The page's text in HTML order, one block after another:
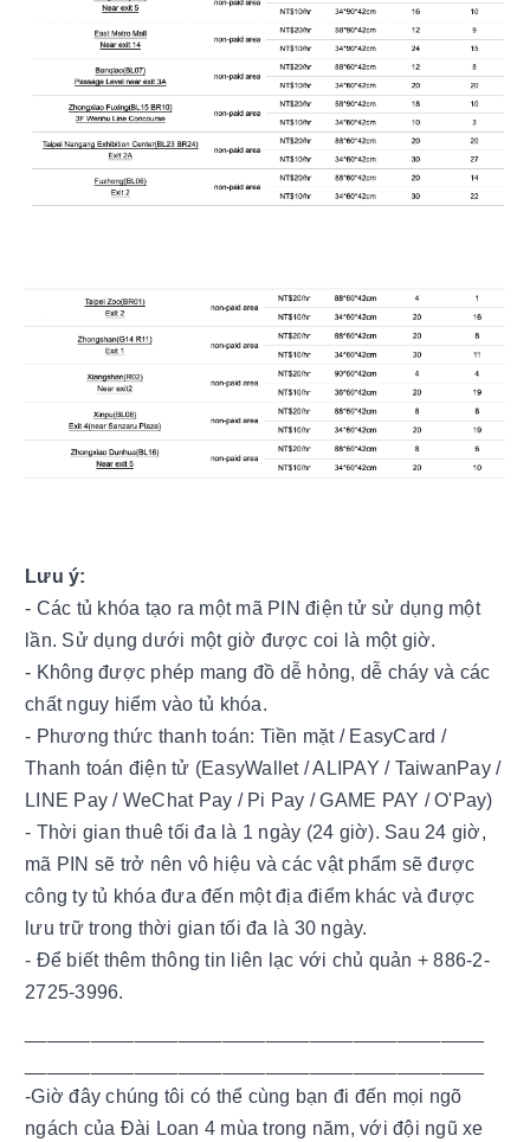
Lưu ý:
- Các tủ khóa tạo ra một mã PIN điện tử sử dụng một
lần. Sử dụng dưới một giờ được coi là một giờ.
- Không được phép mang đồ dễ hỏng, dễ cháy và các
chất nguy hiểm vào tủ khóa.
- Phương thức thanh toán: Tiền mặt / EasyCard /
Thanh toán điện tử (EasyWallet / ALIPAY / TaiwanPay /
LINE Pay / WeChat Pay / Pi Pay / GAME PAY / O'Pay)
- Thời gian thuê tối đa là 1 ngày (24 giờ). Sau 24 giờ,
mã PIN sẽ trở nên vô hiệu và các vật phẩm sẽ được
công ty tủ khóa đưa đến một địa điểm khác và được
lưu trữ trong thời gian tối đa là 30 ngày.
- Để biết thêm thông tin liên lạc với chủ quản + 886-2-
2725-3996.
-Giờ đây chúng tôi có thể cùng bạn đi đến mọi ngõ
ngách của Đài Loan 4 mùa trong năm, với đội ngũ xe